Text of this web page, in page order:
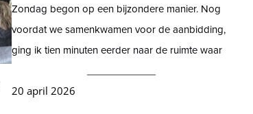
Zondag begon op een bijzondere manier. Nog
voordat we samenkwamen voor de aanbidding,
ging ik tien minuten eerder naar de ruimte waar
20 april 2026